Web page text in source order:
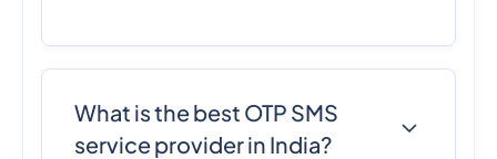
What is the best OTP SMS
service provider in India?